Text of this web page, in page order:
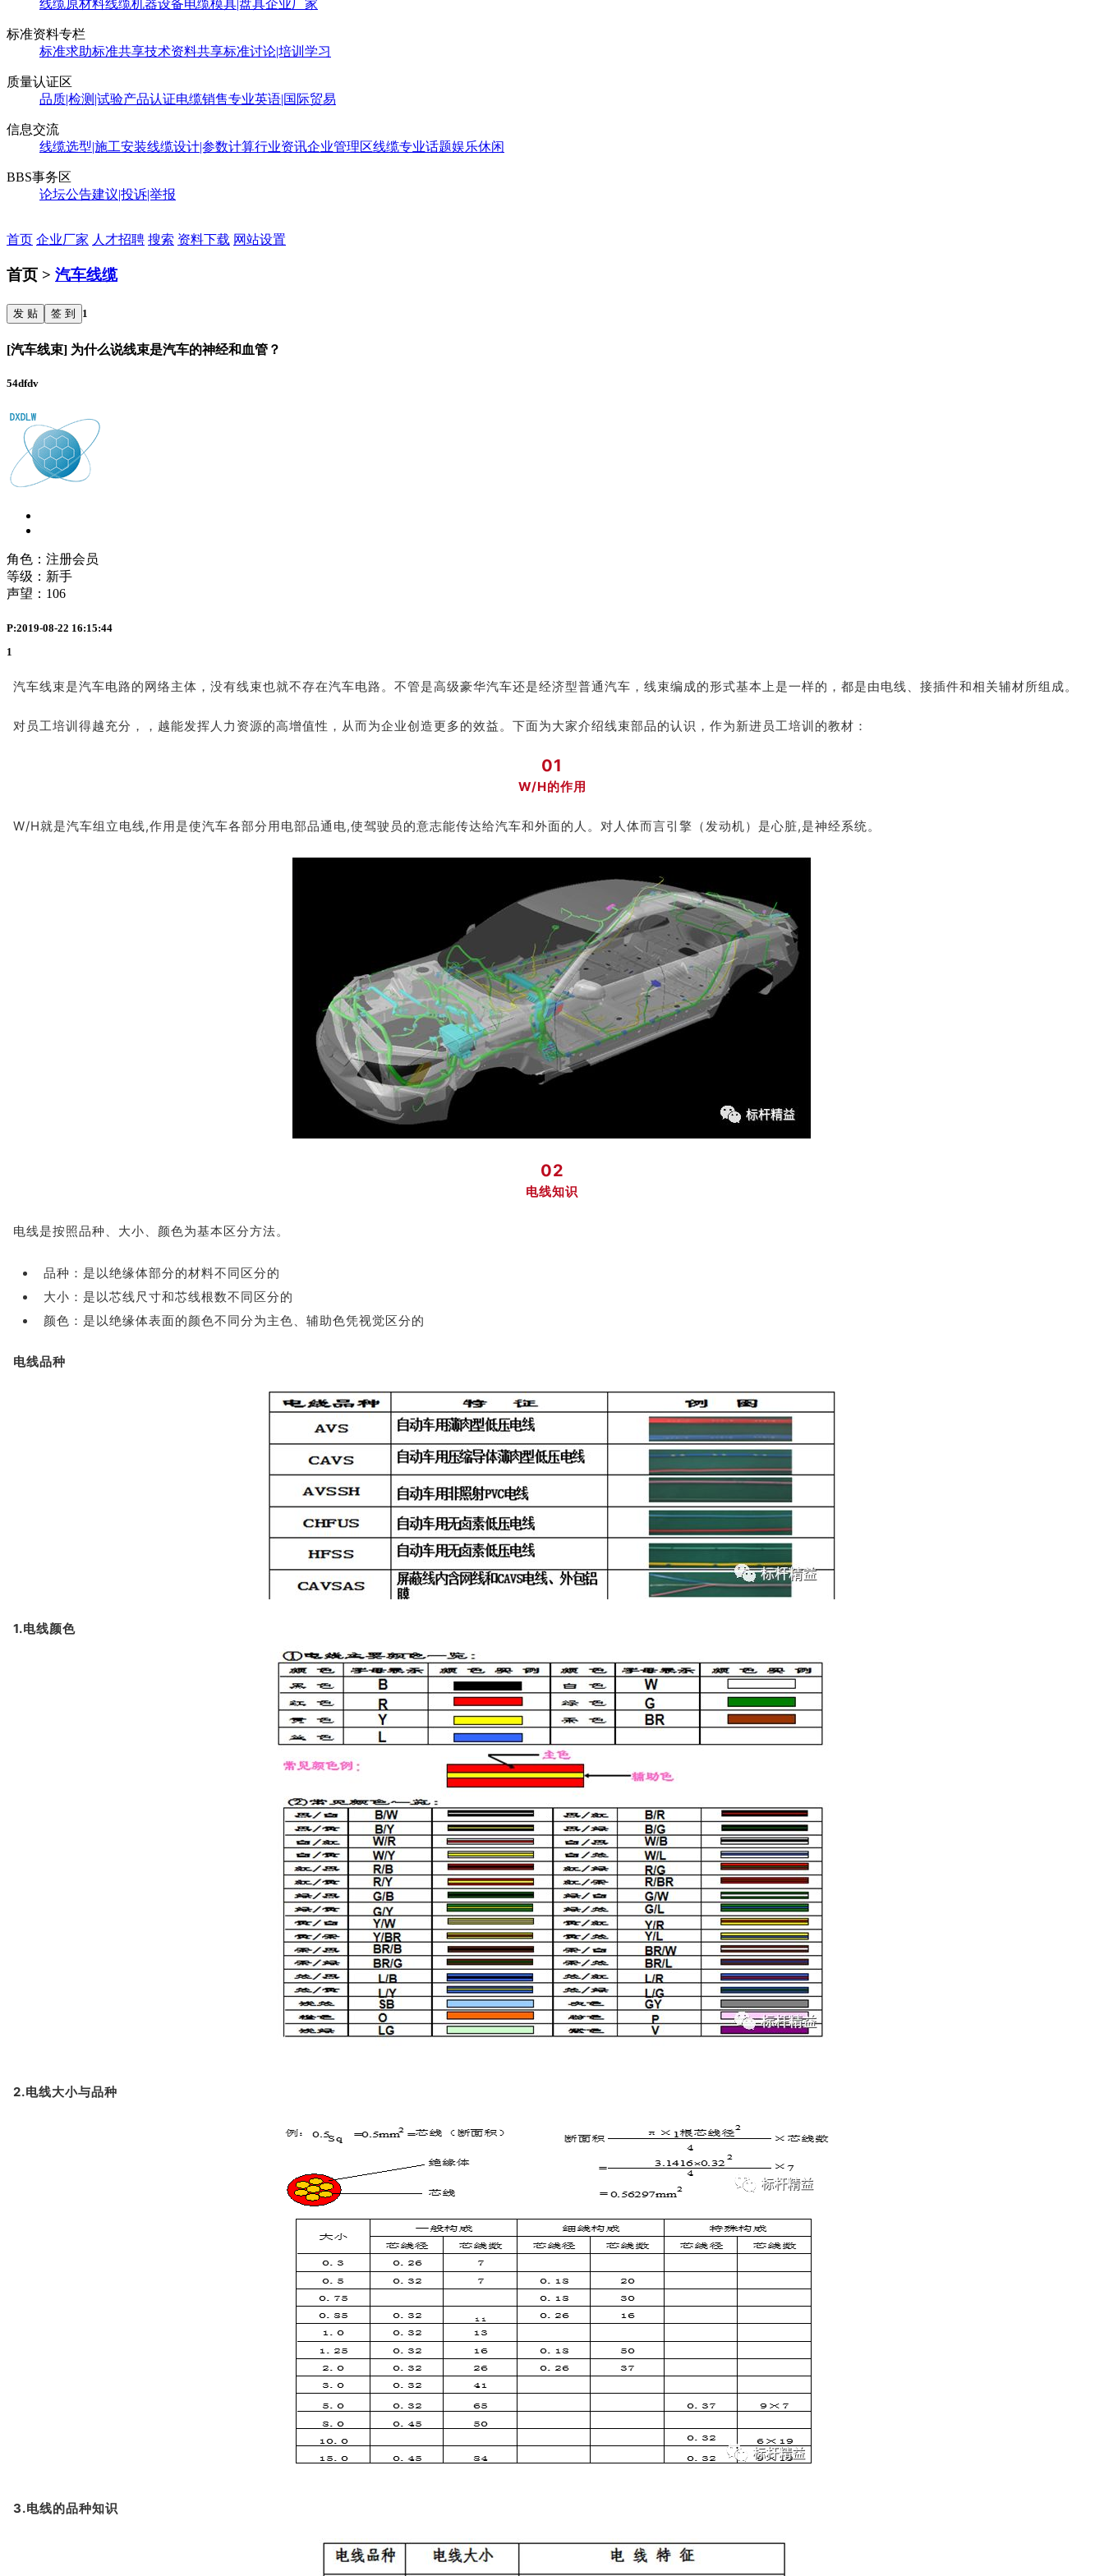
线缆原材料线缆机器设备电缆模具|盘具企业厂家
标准资料专栏
标准求助标准共享技术资料共享标准讨论|培训学习
质量认证区
品质|检测|试验产品认证电缆销售专业英语|国际贸易
信息交流
线缆选型|施工安装线缆设计|参数计算行业资讯企业管理区线缆专业话题娱乐休闲
BBS事务区
论坛公告建议|投诉|举报
首页 企业厂家 人才招聘 搜索 资料下载 网站设置
首页 > 汽车线缆
发 贴 签 到 1
[汽车线束] 为什么说线束是汽车的神经和血管？
54dfdv
角色：注册会员
等级：新手
声望： 106
P:2019-08-22 16:15:44
1
汽车线束是汽车电路的网络主体，没有线束也就不存在汽车电路。不管是高级豪华汽车还是经济型普通汽车，线束编成的形式基本上是一样的，都是由电线、接插件和相关辅材所组成。
对员工培训得越充分，，越能发挥人力资源的高增值性，从而为企业创造更多的效益。下面为大家介绍线束部品的认识，作为新进员工培训的教材：
01
W/H的作用
W/H就是汽车组立电线,作用是使汽车各部分用电部品通电,使驾驶员的意志能传达给汽车和外面的人。对人体而言引擎（发动机）是心脏,是神经系统。
02
电线知识
电线是按照品种、大小、颜色为基本区分方法。
品种：是以绝缘体部分的材料不同区分的
大小：是以芯线尺寸和芯线根数不同区分的
颜色：是以绝缘体表面的颜色不同分为主色、辅助色凭视觉区分的
电线品种
1.电线颜色
2.电线大小与品种
3.电线的品种知识